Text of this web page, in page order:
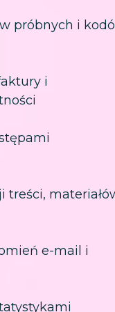
próbnych i
i
treści,
e-mail i